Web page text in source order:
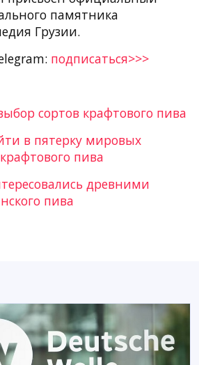
памятника
Грузии.
подписаться>>>
сортов крафтового пива
в пятерку мировых
пива
древними
пива